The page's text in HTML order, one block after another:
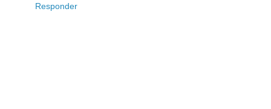
Responder